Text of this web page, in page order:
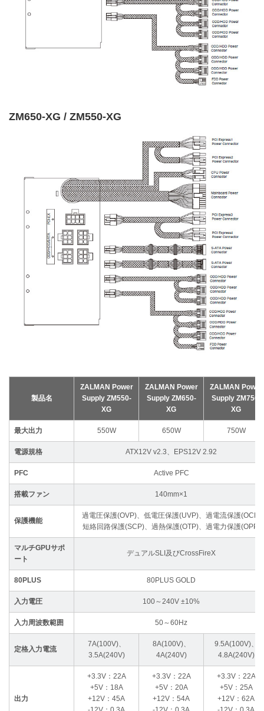
ZM650-XG / ZM550-XG
製品名
ZALMAN Power
Supply ZM550-
XG
ZALMAN Power
Supply ZM650-
XG
ZALMAN Power
Supply ZM750-
XG
最大出力 550W 650W 750W
電源規格 ATX12V v2.3、EPS12V 2.92
PFC Active PFC
搭載ファン 140mm×1
保護機能
過電圧保護(OVP)、低電圧保護(UVP)、過電流保護(OCP)
短絡回路保護(SCP)、過熱保護(OTP)、過電力保護(OPP)
マルチGPUサポ
ート
デュアルSLI及びCrossFireX
80PLUS 80PLUS GOLD
入力電圧 100～240V ±10%
入力周波数範囲 50～60Hz
定格入力電流
7A(100V)、
3.5A(240V)
8A(100V)、
4A(240V)
9.5A(100V)、
4.8A(240V)
出力
+3.3V：22A
+5V：18A
+12V：45A
+3.3V：22A
+5V：20A
+12V：54A
+3.3V：22A
+5V：25A
+12V：62A